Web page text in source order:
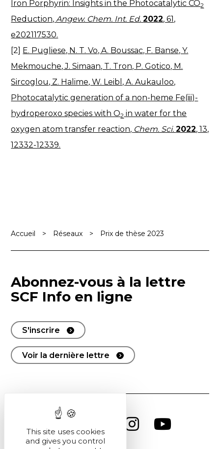
Iron Porphyrin: Insights in the Photocatalytic CO2
Reduction,Angew. Chem. Int. Ed. 2022, 61,
e202117530.
[2] E. Pugliese, N. T. Vo, A. Boussac, F. Banse, Y.
Mekmouche, J. Simaan, T. Tron, P. Gotico, M.
Sircoglou, Z. Halime, W. Leibl, A. Aukauloo,
Photocatalytic generation of a non-heme Fe(iii)-
hydroperoxo species with O2 in water for the
oxygen atom transfer reaction, Chem. Sci.2022, 13,
12332-12339.
Accueil > Réseaux > Prix de thèse 2023
Abonnez-vous à la lettre
SCF Info en ligne
S'inscrire
Voir la dernière lettre
This site uses cookies
and gives you control